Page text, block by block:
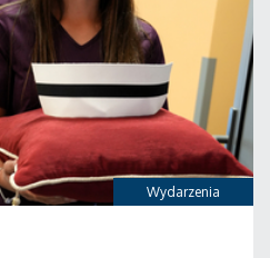
Wydarzenia